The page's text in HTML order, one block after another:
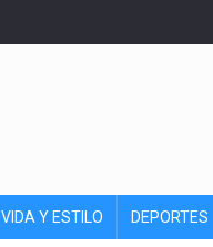
VIDA Y ESTILO DEPORTES